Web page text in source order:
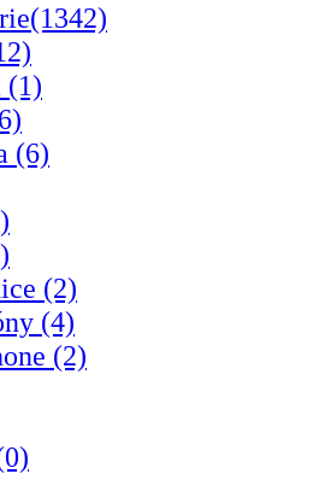
(1)
(6)
(2)
(4)
(2)